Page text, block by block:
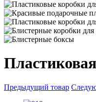
Предыдущий товар